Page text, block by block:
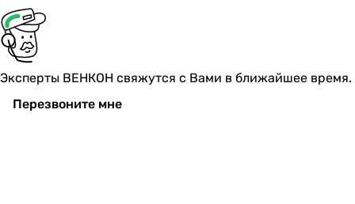
Эксперты ВЕНКОН свяжутся с Вами в ближайшее время.
Перезвоните мне